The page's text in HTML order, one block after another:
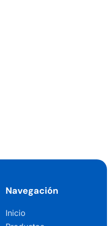
Navegación
Inicio